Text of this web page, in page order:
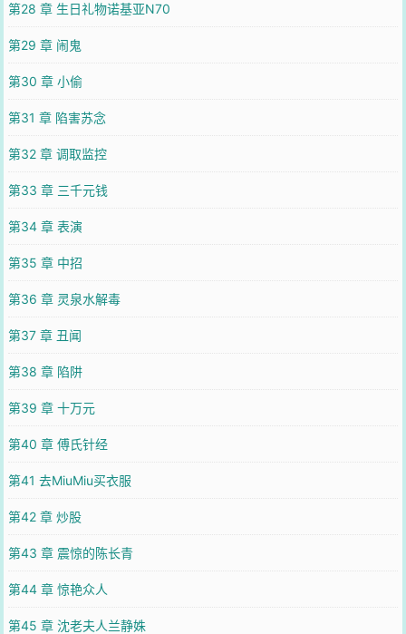
第28 章 生日礼物诺基亚N70
第29 章 闹鬼
第30 章 小偷
第31 章 陷害苏念
第32 章 调取监控
第33 章 三千元钱
第34 章 表演
第35 章 中招
第36 章 灵泉水解毒
第37 章 丑闻
第38 章 陷阱
第39 章 十万元
第40 章 傅氏针经
第41 去MiuMiu买衣服
第42 章 炒股
第43 章 震惊的陈长青
第44 章 惊艳众人
第45 章 沈老夫人兰静姝